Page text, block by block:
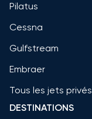
Pilatus
Cessna
Gulfstream
Embraer
Tous les jets privés
DESTINATIONS